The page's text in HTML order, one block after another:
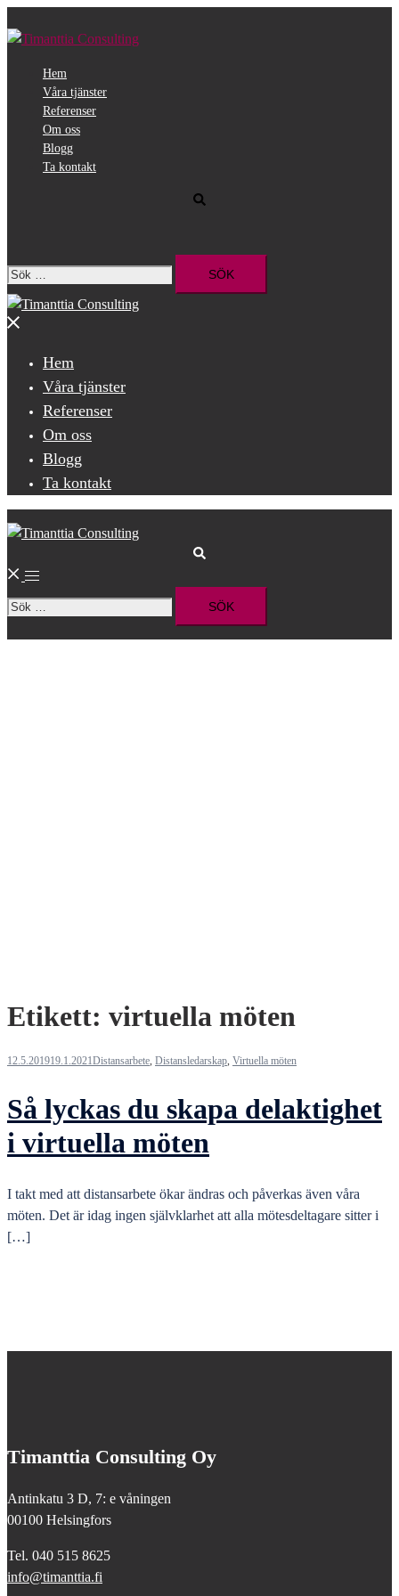
till
Hem
Våra tjänster
Referenser
Om oss
Blogg
Ta kontakt
Sök
efter:
Stäng
Hem
Våra tjänster
Referenser
Om oss
Blogg
Ta kontakt
Slå
på/av
meny
Sök
efter:
Etikett: virtuella möten
12.5.201919.1.2021Distansarbete, Distansledarskap, Virtuella möten
Så lyckas du skapa delaktighet
i virtuella möten
I takt med att distansarbete ökar ändras och påverkas även våra
möten. Det är idag ingen självklarhet att alla mötesdeltagare sitter i
[…]
Timanttia Consulting Oy
Antinkatu 3 D, 7: e våningen
00100 Helsingfors
Tel. 040 515 8625
info@timanttia.fi